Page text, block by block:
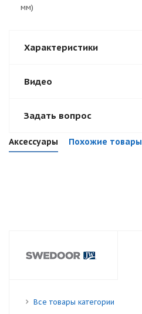
мм)
Характеристики
Видео
Задать вопрос
Аксессуары Похожие товары
Все товары категории